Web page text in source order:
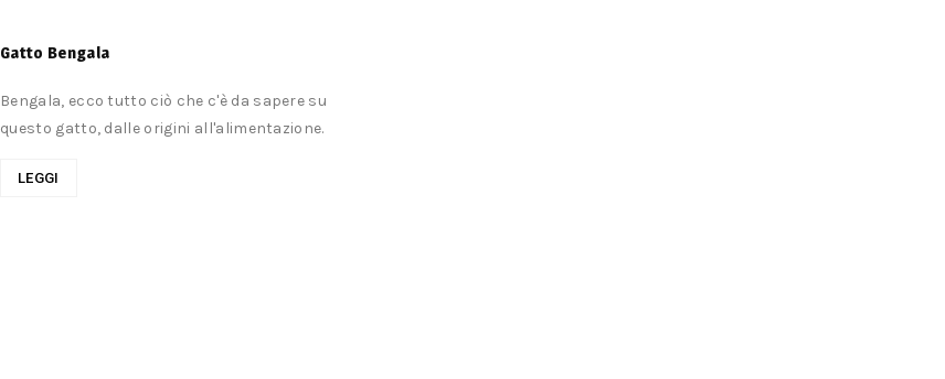
Gatto Bengala
Bengala, ecco tutto ciò che c'è da sapere su
questo gatto, dalle origini all'alimentazione.
LEGGI